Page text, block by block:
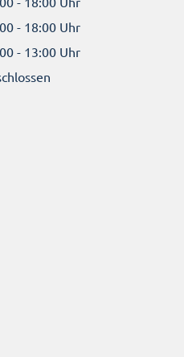
- 18:00 Uhr
- 13:00 Uhr